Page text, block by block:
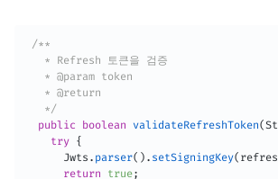
/**
   * Refresh 토큰을 검증
   * @param token
   * @return
   */
public
boolean validateRefreshToken(
try {
Jwts . parser( ) . setSigningKey(
return
true;